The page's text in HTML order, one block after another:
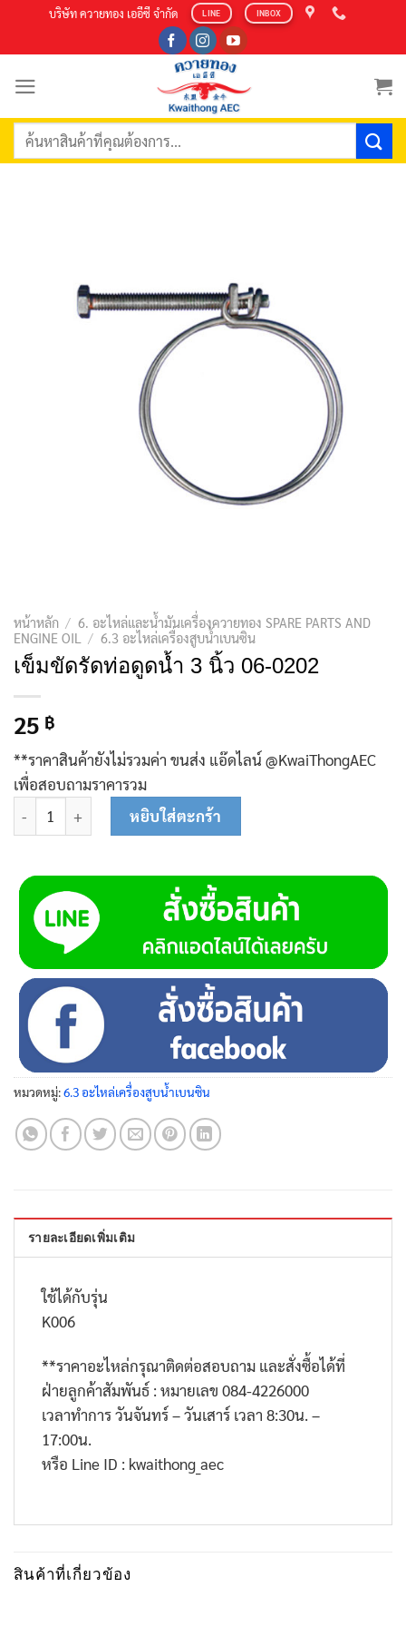
content
บริษัท ควายทอง เออีซี จำกัด LINE INBOX
ค้นหา:
หน้าหลัก / 6. อะไหล่และน้ำมันเครื่องควายทอง SPARE PARTS AND
ENGINE OIL
/ 6.3 อะไหล่เครื่องสูบน้ำเบนซิน
เข็มขัดรัดท่อดูดน้ำ 3 นิ้ว 06-0202
25 ฿
**ราคาสินค้ายังไม่รวมค่า ขนส่ง แอ๊ดไลน์ @KwaiThongAEC
เพื่อสอบถามราคารวม
จำนวน เข็มขัดรัดท่อดูดน้ำ 3 นิ้ว 06-0202 ชิ้น
หยิบใส่ตะกร้า
หมวดหมู่:6.3 อะไหล่เครื่องสูบน้ำเบนซิน
รายละเอียดเพิ่มเติม
ใช้ได้กับรุ่น
K006
**ราคาอะไหล่กรุณาติดต่อสอบถาม และสั่งซื้อได้ที่
ฝ่ายลูกค้าสัมพันธ์ : หมายเลข 084-4226000
เวลาทำการ วันจันทร์ – วันเสาร์ เวลา 8:30น. –
17:00น.
หรือ Line ID : kwaithong_aec
สินค้าที่เกี่ยวข้อง